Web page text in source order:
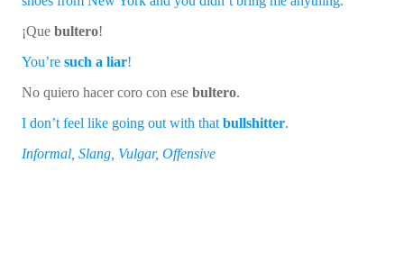
¡Que bultero!
You’re such a liar!
No quiero hacer coro con ese bultero.
I don’t feel like going out with that bullshitter.
Informal, Slang, Vulgar, Offensive